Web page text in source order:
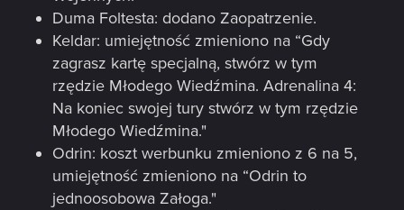
Duma Foltesta: dodano Zaopatrzenie.
Keldar: umiejętność zmieniono na “Gdy
zagrasz kartę specjalną, stwórz w tym
rzędzie Młodego Wiedźmina. Adrenalina 4:
Na koniec swojej tury stwórz w tym rzędzie
Młodego Wiedźmina."
Odrin: koszt werbunku zmieniono z 6 na 5,
umiejętność zmieniono na “Odrin to
jednoosobowa Załoga."